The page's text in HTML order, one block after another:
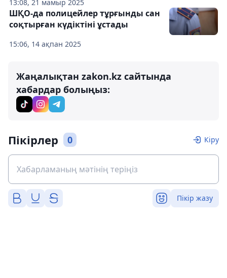
13:08, 21 мамыр 2025
15:06, 14 ақпан 2025
ШҚО-да полицейлер тұрғынды сан
соқтырған күдіктіні ұстады
Жаңалықтан zakon.kz сайтында
хабардар болыңыз:
Пікірлер 0 Кіру
Пікір жазу